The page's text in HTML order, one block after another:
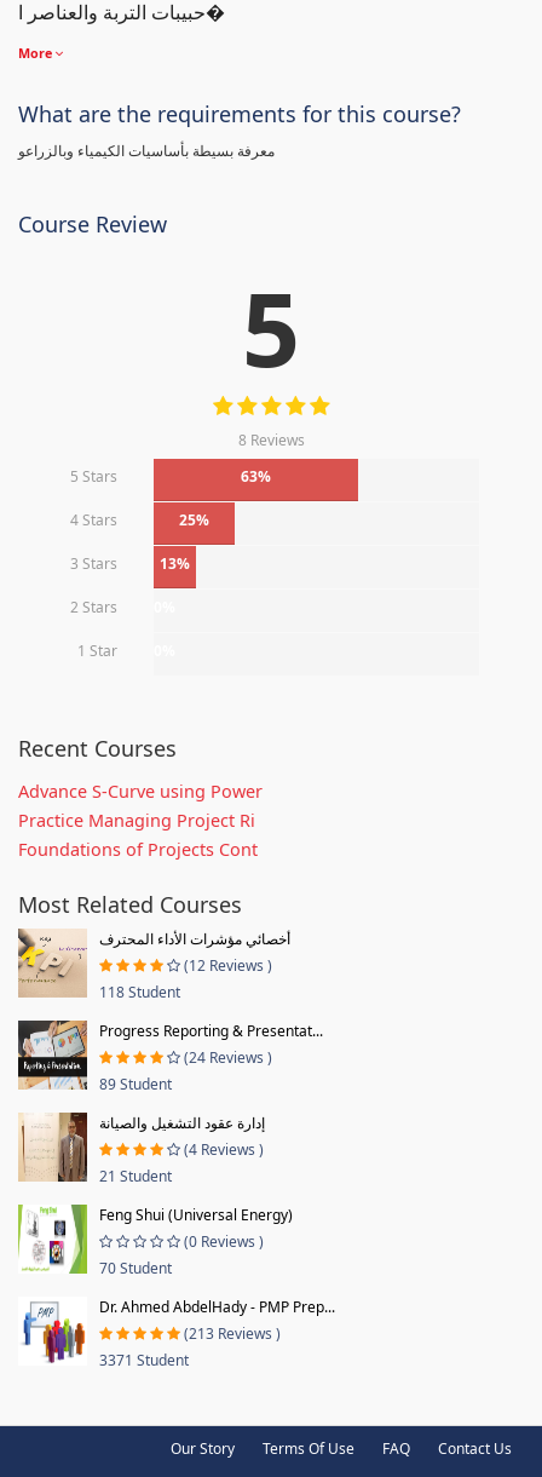
حبيبات التربة والعناصر ا�
More
What are the requirements for this course?
معرفة بسيطة بأساسيات الكيمياء وبالزراعو
Course Review
5
8 Reviews
5 Stars
63%
4 Stars 25%
3 Stars 13%
2 Stars
1 Star
Recent Courses
Advance S-Curve using Power
Practice Managing Project Ri
Foundations of Projects Cont
Most Related Courses
أخصائي مؤشرات الأداء المحترف
(12 Reviews )
118 Student
Progress Reporting & Presentat...
(24 Reviews )
89 Student
إدارة عقود التشغيل والصيانة
(4 Reviews )
21 Student
Feng Shui (Universal Energy)
(0 Reviews )
70 Student
Dr. Ahmed AbdelHady - PMP Prep...
(213 Reviews )
3371 Student
Our Story Terms Of Use FAQ Contact Us